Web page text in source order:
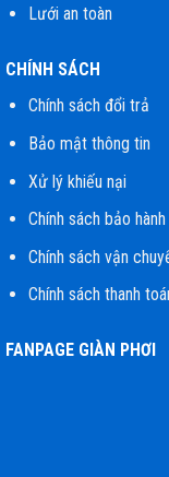
Lưới an toàn
CHÍNH SÁCH
Chính sách đổi trả
Bảo mật thông tin
Xử lý khiếu nại
Chính sách bảo hành
Chính sách vận
Chính sách thanh
FANPAGE GIÀN PHƠI